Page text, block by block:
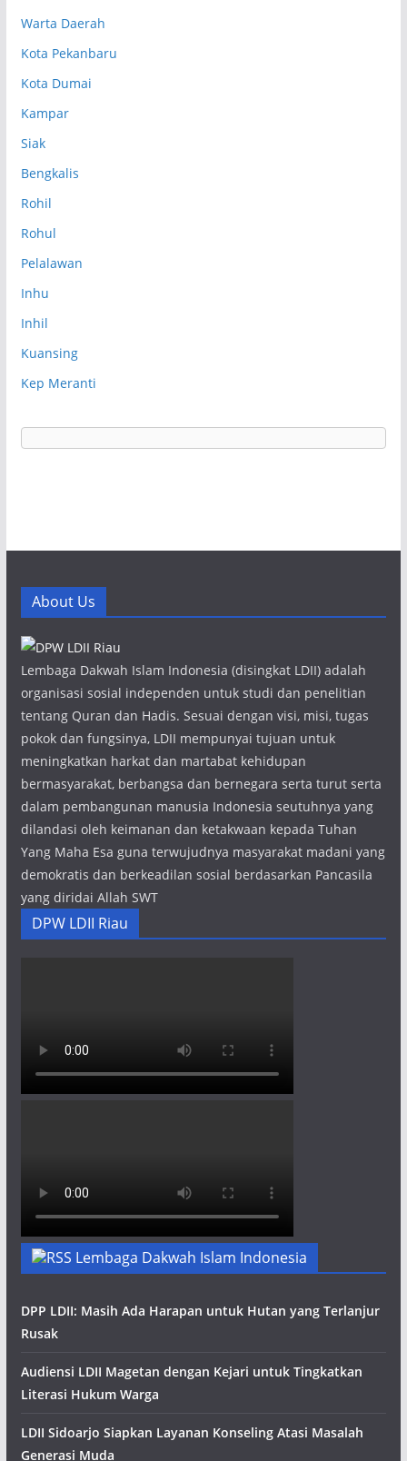
Warta Daerah
Kota Pekanbaru
Kota Dumai
Kampar
Siak
Bengkalis
Rohil
Rohul
Pelalawan
Inhu
Inhil
Kuansing
Kep Meranti
About Us
Lembaga Dakwah Islam Indonesia (disingkat LDII) adalah
organisasi sosial independen untuk studi dan penelitian
tentang Quran dan Hadis. Sesuai dengan visi, misi, tugas
pokok dan fungsinya, LDII mempunyai tujuan untuk
meningkatkan harkat dan martabat kehidupan
bermasyarakat, berbangsa dan bernegara serta turut serta
dalam pembangunan manusia Indonesia seutuhnya yang
dilandasi oleh keimanan dan ketakwaan kepada Tuhan
Yang Maha Esa guna terwujudnya masyarakat madani yang
demokratis dan berkeadilan sosial berdasarkan Pancasila
yang diridai Allah SWT
DPW LDII Riau
Lembaga Dakwah Islam Indonesia
DPP LDII: Masih Ada Harapan untuk Hutan yang Terlanjur
Rusak
Audiensi LDII Magetan dengan Kejari untuk Tingkatkan
Literasi Hukum Warga
LDII Sidoarjo Siapkan Layanan Konseling Atasi Masalah
Generasi Muda